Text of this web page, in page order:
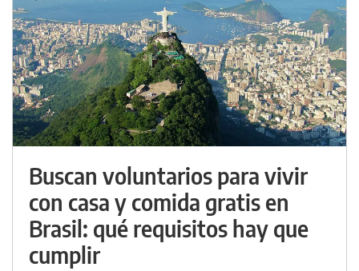
Buscan voluntarios para vivir
con casa y comida gratis en
Brasil: qué requisitos hay que
cumplir